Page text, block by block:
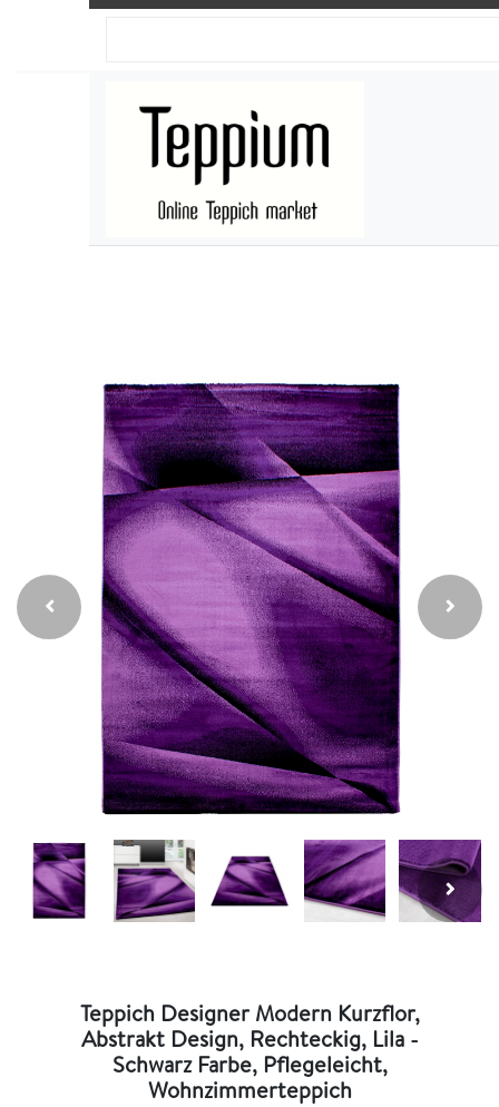
Teppich Designer Modern Kurzflor,
Abstrakt Design, Rechteckig, Lila -
Schwarz Farbe, Pflegeleicht,
Wohnzimmerteppich